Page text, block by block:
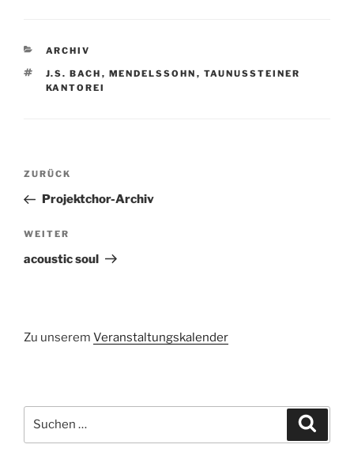
KATEGORIEN
ARCHIV
SCHLAGWÖRTER
J.S. BACH , MENDELSSOHN , TAUNUSSTEINER
KANTOREI
Beitragsnavigation
Vorheriger
Beitrag
ZURÜCK
Projektchor-Archiv
Nächster
Beitrag
WEITER
acoustic soul
Zu unserem Veranstaltungskalender
nach: